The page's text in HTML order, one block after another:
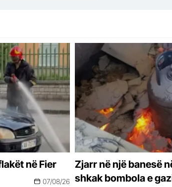
në Fier
07/08/26
Zjarr në një banesë
shkak bombola e